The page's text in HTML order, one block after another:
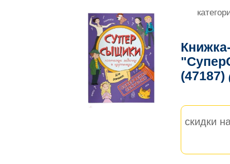
(47187)
скидки